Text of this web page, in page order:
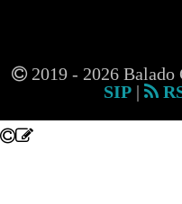
2019 - 2026 Balado
SIP |